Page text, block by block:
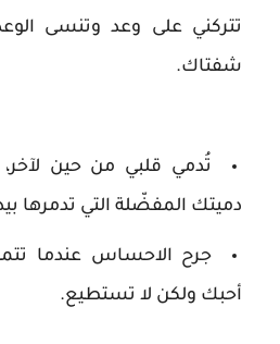
تتركني على وعد وتنسى
شفتاك.
تُدمي قلبي من حين
دميتك المفضّلة التي تدمرها
جرح الاحساس عندما
أحبك ولكن لا تستطيع.